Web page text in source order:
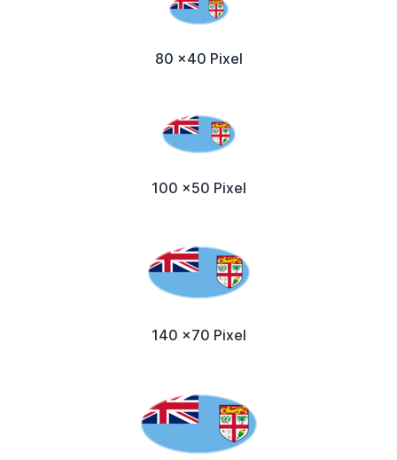
80 x40 Pixel
100 x50 Pixel
140 x70 Pixel